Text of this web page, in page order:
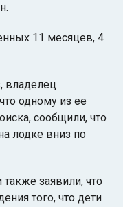
11 месяцев, 4
владелец
одному из ее
сообщили, что
лодке вниз по
заявили, что
того, что дети